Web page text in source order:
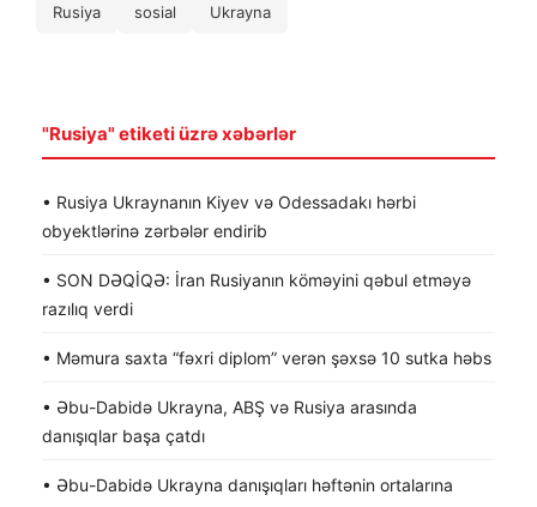
Rusiya sosial Ukrayna
"Rusiya" etiketi üzrə xəbərlər
• Rusiya Ukraynanın Kiyev və Odessadakı hərbi
obyektlərinə zərbələr endirib
• SON DƏQİQƏ: İran Rusiyanın köməyini qəbul etməyə
razılıq verdi
• Məmura saxta “fəxri diplom” verən şəxsə 10 sutka həbs
• Əbu-Dabidə Ukrayna, ABŞ və Rusiya arasında
danışıqlar başa çatdı
• Əbu-Dabidə Ukrayna danışıqları həftənin ortalarına